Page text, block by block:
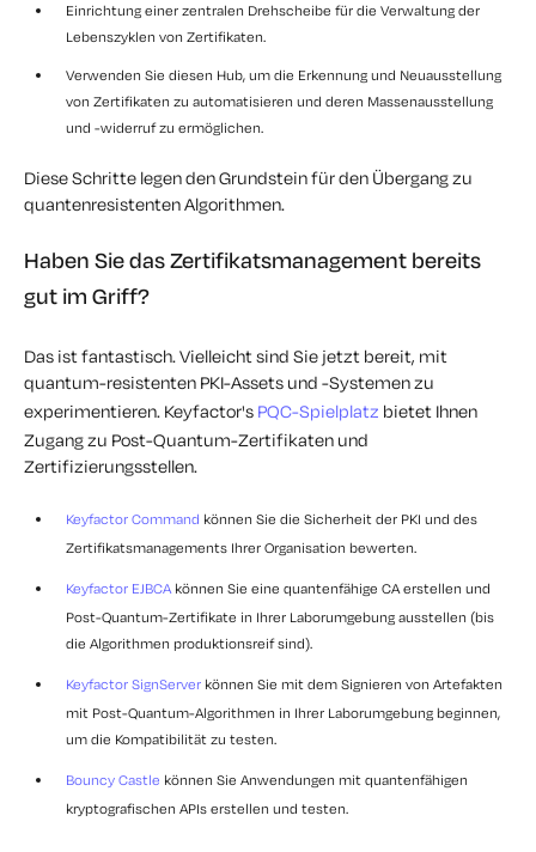
Einrichtung einer zentralen Drehscheibe für die Verwaltung der
Lebenszyklen von Zertifikaten.
Verwenden Sie diesen Hub, um die Erkennung und Neuausstellung
von Zertifikaten zu automatisieren und deren Massenausstellung
und -widerruf zu ermöglichen.
Diese Schritte legen den Grundstein für den Übergang zu
quantenresistenten Algorithmen.
Haben Sie das Zertifikatsmanagement bereits
gut im Griff?
Das ist fantastisch. Vielleicht sind Sie jetzt bereit, mit
quantum-resistenten PKI-Assets und -Systemen zu
experimentieren. Keyfactor's PQC-Spielplatz bietet Ihnen
Zugang zu Post-Quantum-Zertifikaten und
Zertifizierungsstellen.
Keyfactor Command können Sie die Sicherheit der PKI und des
Zertifikatsmanagements Ihrer Organisation bewerten.
Keyfactor EJBCAkönnen Sie eine quantenfähige CA erstellen und
Post-Quantum-Zertifikate in Ihrer Laborumgebung ausstellen (bis
die Algorithmen produktionsreif sind).
Keyfactor SignServer können Sie mit dem Signieren von Artefakten
mit Post-Quantum-Algorithmen in Ihrer Laborumgebung beginnen,
um die Kompatibilität zu testen.
Bouncy Castle können Sie Anwendungen mit quantenfähigen
kryptografischen APIs erstellen und testen.